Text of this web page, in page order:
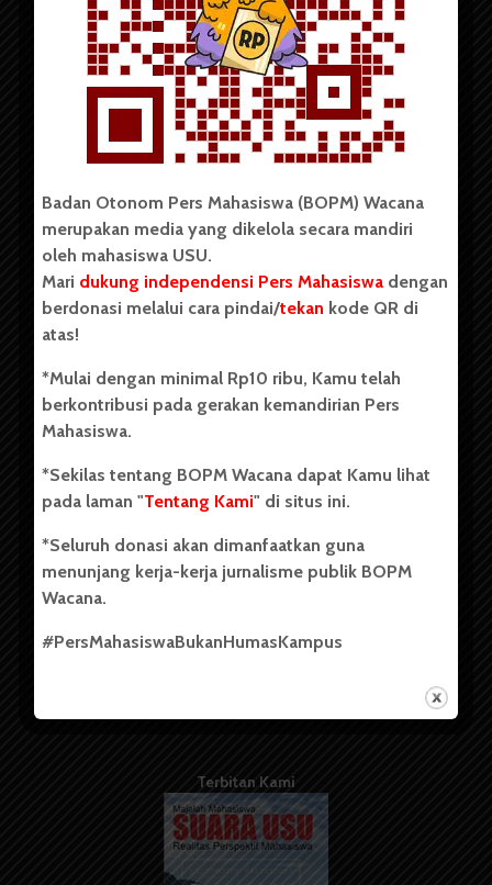
Copyright © 2023. All rights reserved BOPM WACANA.
Badan Otonom Pers Mahasiswa (BOPM) Wacana merupakan
pers mahasiswa yang berdiri di luar kampus dan dikelola
secara mandiri oleh mahasiswa Universitas Sumatera Utara
(USU). Sebelumnya BOPM Wacana merupakan salah satu
Unit Kegiatan Mahasiswa (UKM) di Universitas Sumatera
berdiri pada 1 Juli 1995.
Kontribusi
Info Iklan
Pedoman Media Siber
Kode Etik Jurnalistik
Terbitan Kami
Badan Otonom Pers Mahasiswa (BOPM) Wacana
merupakan media yang dikelola secara mandiri
oleh mahasiswa USU.
Mari dukung independensi Pers Mahasiswa dengan
berdonasi melalui cara pindai/tekan kode QR di
atas!
*Mulai dengan minimal Rp10 ribu, Kamu telah
berkontribusi pada gerakan kemandirian Pers
Mahasiswa.
*Sekilas tentang BOPM Wacana dapat Kamu lihat
pada laman "Tentang Kami" di situs ini.
*Seluruh donasi akan dimanfaatkan guna
menunjang kerja-kerja jurnalisme publik BOPM
Wacana.
#PersMahasiswaBukanHumasKampus